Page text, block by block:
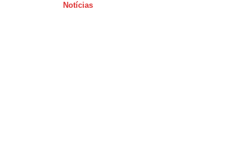
Notícias